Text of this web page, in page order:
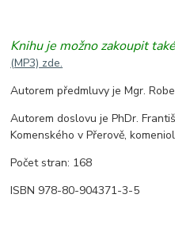
Knihu je možno zakoupit
(MP3) zde.
Autorem předmluvy je Mgr.
Autorem doslovu je PhDr.
Komenského v Přerově,
Počet stran: 168
ISBN 978-80-904371-3-5